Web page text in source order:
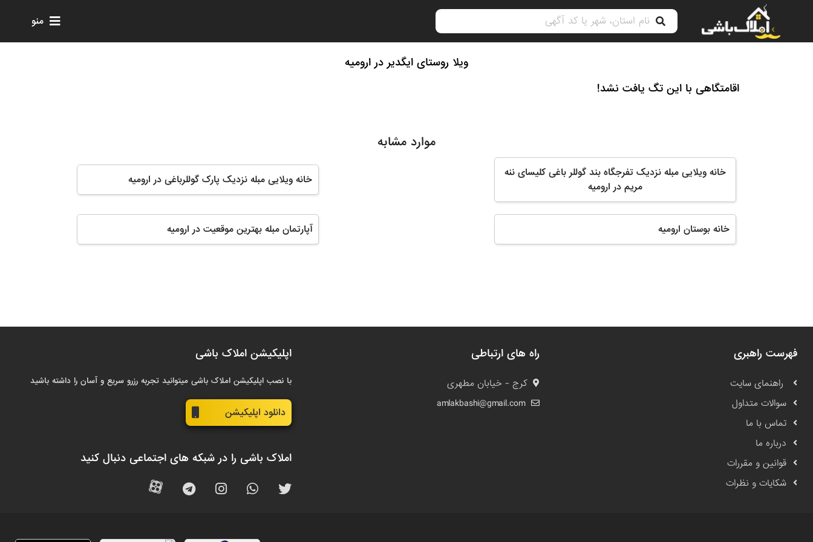
منو
ویلا روستای ایگدیر در ارومیه
اقامتگاهی با این تگ یافت نشد!
موارد مشابه
خانه ویلایی مبله نزدیک تفرجگاه بند گوللر باغی کلیسای ننه
مریم در ارومیه
خانه ویلایی مبله نزدیک پارک گوللرباغی در ارومیه
خانه بوستان ارومیه آپارتمان مبله بهترین موقعیت در ارومیه
فهرست راهبری
راهنمای سایت
سوالات متداول
تماس با ما
درباره ما
قوانین و مقررات
شکایات و نظرات
راه های ارتباطی
کرج - خیابان مطهری
amlakbashi@gmail.com
اپلیکیشن املاک باشی
با نصب اپلیکیشن املاک باشی میتوانید تجربه رزرو سریع و آسان را داشته باشید
دانلود اپلیکیشن
املاک باشی را در شبکه های اجتماعی دنبال کنید